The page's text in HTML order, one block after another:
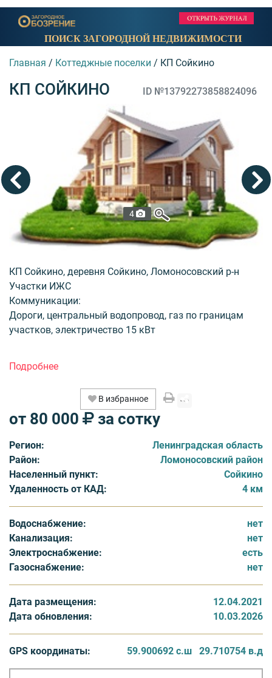
ПОИСК ЗАГОРОДНОЙ НЕДВИЖИМОСТИ
Главная / Коттеджные поселки / КП Сойкино
КП СОЙКИНО ID №13792273858824096
4
КП Сойкино, деревня Сойкино, Ломоносовский р-н
Участки ИЖС
Коммуникации:
Дороги, центральный водопровод, газ по границам
участков, электричество 15 кВт
дома с полной инженерной подготовкой.
Участки ИЖС
Коммуникации:
Дороги, центральный водопровод, газ по границам
участков, электричество 15 кВт
Отличные участки для строительства собственного
дома с полной инженерной подготовкой.
В избранное
от 80 000 за сотку
Регион:
Ленинградская область
Район:
Ломоносовский район
Населенный пункт:
Сойкино
Удаленность от КАД:
4 км
Водоснабжение:
нет
Канализация:
нет
Электроснабжение:
есть
Газоснабжение:
нет
Дата размещения:
12.04.2021
Дата обновления:
10.03.2026
GPS координаты: 59.900692 с.ш 29.710754 в.д